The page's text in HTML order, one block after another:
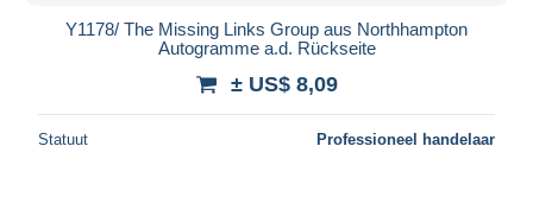
Y1178/ The Missing Links Group aus Northhampton
Autogramme a.d. Rückseite
± US$ 8,09
Statuut Professioneel handelaar